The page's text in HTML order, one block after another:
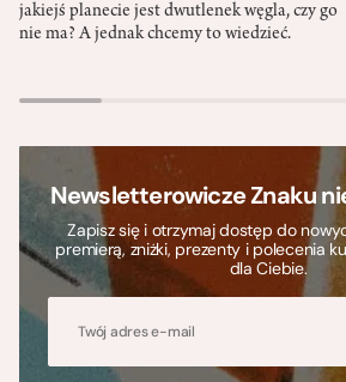
jakiejś planecie jest dwutlenek węgla, czy go
nie ma? A jednak chcemy to wiedzieć.
Newsletterowicze Znaku
Zapisz się i otrzymaj dostęp do
premierą, zniżki, prezenty i polecenia
dla Ciebie.